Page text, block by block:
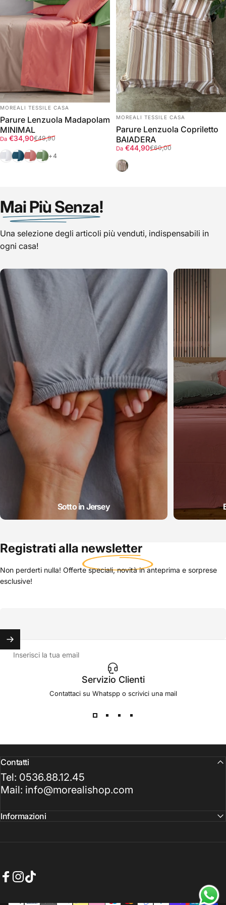
FORNITORE:
MOREALI TESSILE CASA
Parure Lenzuola Madapolam
MINIMAL
Prezzo scontato
Da €34,90
Prezzo di listino
€49,90
BiancoOttanio
FardVerde
+4
FORNITORE:
MOREALI TESSILE CASA
Parure Lenzuola Copriletto
BAIADERA
Prezzo scontato
Da €44,90
Prezzo di listino
€60,00
Deserto
Mai Più Senza!
Una selezione degli articoli più venduti, indispensabili in
ogni casa!
Sotto in Jersey
Registrati alla newsletter
Non perderti nulla! Offerte speciali, novità in anteprima e sorprese
esclusive!
Inserisci la tua email
Servizio Clienti
Contattaci su Whatspp o scrivici una mail
Contatti
Tel: 0536.88.12.45
Mail: info@morealishop.com
Informazioni